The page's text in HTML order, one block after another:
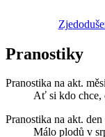
Pranostiky
Pranostika na akt.
Ať si kdo chce,
Pranostika na akt. den
Málo plodů v